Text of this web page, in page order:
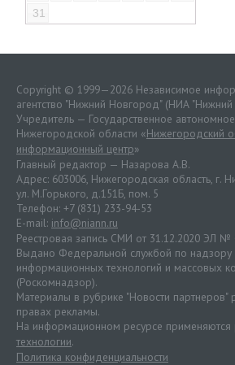
31
Copyright © 1999—2026 Независимое
агентство "Нижний Новгород" (НИА
Учредитель — Государственное
Нижегородской области «Нижегородский
информационный центр»
Главный редактор — Назарова А.В.
Адрес: 603006, Нижегородская область, г.
ул. М.Горького, д.151Б, пом. 5
Телефон: +7 (831) 233-94-53
E-mail: info@niann.ru
Реестровая запись СМИ от 31.12.2020 ЭЛ №
Выдано Федеральной службой по надзору
информационных технологий и массовых
(Роскомнадзор).
Материалы в рубрике "Новости партнеров"
правах рекламы.
На информационном ресурсе применяются
технологии.
Политика конфиденциальности